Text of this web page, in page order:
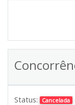
Status: Cancelada